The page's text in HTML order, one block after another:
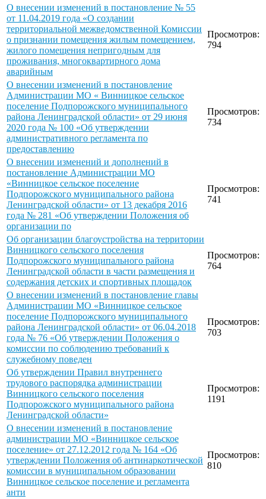
О внесении изменений в постановление № 55
от 11.04.2019 года «О создании
территориальной межведомственной Комиссии
о признании помещения жилым помещением,
жилого помещения непригодным для
проживания, многоквартирного дома
аварийным
Просмотров:
794
О внесении изменений в постановление
Администрации МО « Винницкое сельское
поселение Подпорожского муниципального
района Ленинградской области» от 29 июня
2020 года № 100 «Об утверждении
административного регламента по
предоставлению
Просмотров:
734
О внесении изменений и дополнений в
постановление Администрации МО
«Винницкое сельское поселение
Подпорожского муниципального района
Ленинградской области» от 13 декабря 2016
года № 281 «Об утверждении Положения об
организации по
Просмотров:
741
Об организации благоустройства на территории
Винницкого сельского поселения
Подпорожского муниципального района
Ленинградской области в части размещения и
содержания детских и спортивных площадок
Просмотров:
764
О внесении изменений в постановление главы
Администрации МО «Винницкое сельское
поселение Подпорожского муниципального
района Ленинградской области» от 06.04.2018
года № 76 «Об утверждении Положения о
комиссии по соблюдению требований к
служебному поведен
Просмотров:
703
Об утверждении Правил внутреннего
трудового распорядка администрации
Винницкого сельского поселения
Подпорожского муниципального района
Ленинградской области»
Просмотров:
1191
О внесении изменений в постановление
администрации МО «Винницкое сельское
поселение» от 27.12.2012 года № 164 «Об
утверждении Положения об антинаркотической
комиссии в муниципальном образовании
Винницкое сельское поселение и регламента
анти
Просмотров:
810